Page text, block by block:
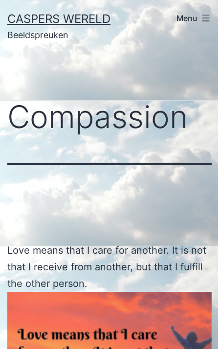
naar
de
CASPERS WERELD
Beeldspreuken
Menu
Compassion
Love means that I care for another. It is not
that I receive from another, but that I fulfill
the other person.